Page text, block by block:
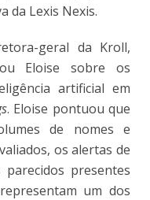
da Lexis Nexis.
geral da Kroll,
Eloise sobre os
artificial em
. Eloise pontuou que
de nomes e
os alertas de
presentes
um dos